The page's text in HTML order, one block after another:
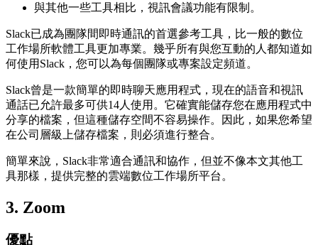
與其他一些工具相比，視訊會議功能有限制。
Slack已成為團隊間即時通訊的首選參考工具，比一般的數位
工作場所軟體工具更加專業。幾乎所有與您互動的人都知道如
何使用Slack，您可以為每個團隊或專案設定頻道。
Slack曾是一款簡單的即時聊天應用程式，現在的語音和視訊
通話已允許最多可供14人使用。它確實能儲存您在應用程式中
分享的檔案，但這種儲存空間不容易操作。因此，如果您希望
在公司層級上儲存檔案，則必須進行整合。
簡單來說，Slack非常適合通訊和協作，但並不像本文其他工
具那樣，提供完整的雲端數位工作場所平台。
3. Zoom
優點